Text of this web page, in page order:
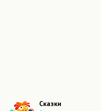
Сказки